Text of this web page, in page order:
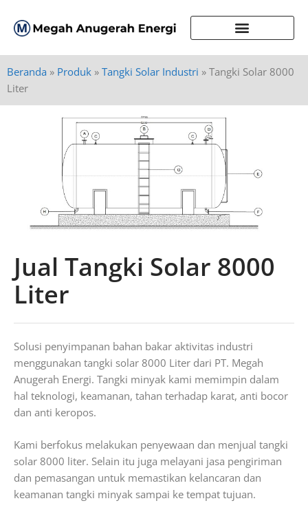
Beranda » Produk » Tangki Solar Industri » Tangki Solar 8000
Liter
Jual Tangki Solar 8000
Liter
Solusi penyimpanan bahan bakar aktivitas industri
menggunakan tangki solar 8000 Liter dari PT. Megah
Anugerah Energi. Tangki minyak kami memimpin dalam
hal teknologi, keamanan, tahan terhadap karat, anti bocor
dan anti keropos.
Kami berfokus melakukan penyewaan dan menjual tangki
solar 8000 liter. Selain itu juga melayani jasa pengiriman
dan pemasangan untuk memastikan kelancaran dan
keamanan tangki minyak sampai ke tempat tujuan.